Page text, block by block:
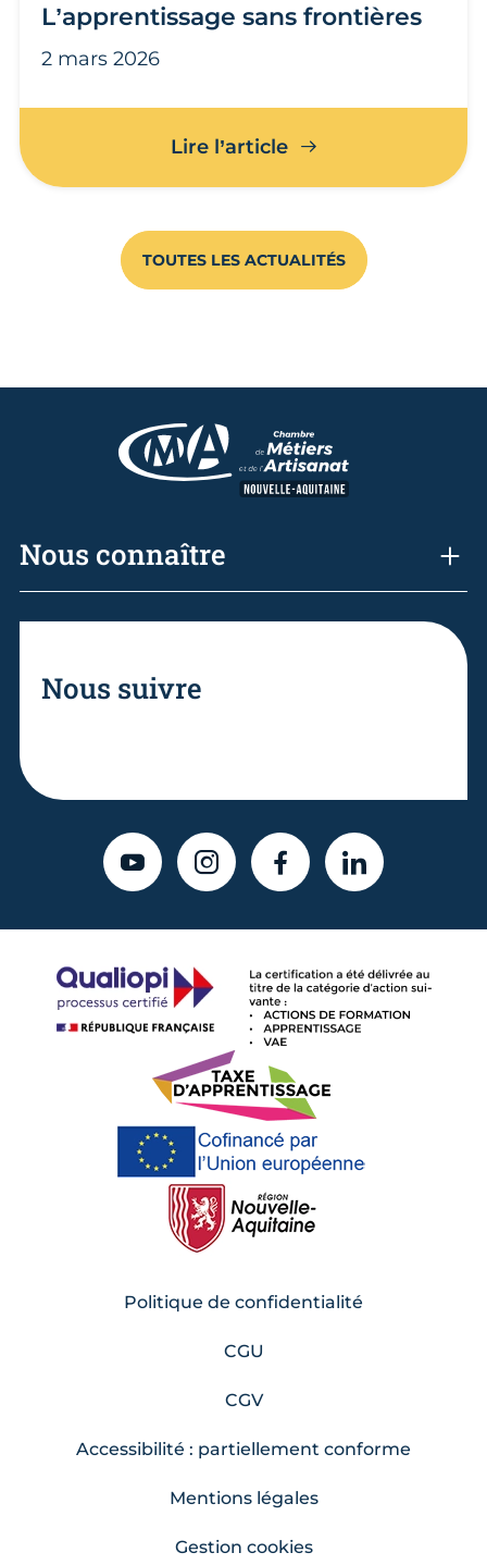
L’apprentissage sans frontières
2 mars 2026
Lire l’articleL’apprentissage
TOUTES LES ACTUALITÉS
Nous connaître
Nous suivre
YOUTUBEINSTAGRAMFACEBOOKLINKEDIN
Politique de confidentialité
CGU
CGV
Accessibilité : partiellement conforme
Mentions légales
Gestion cookies